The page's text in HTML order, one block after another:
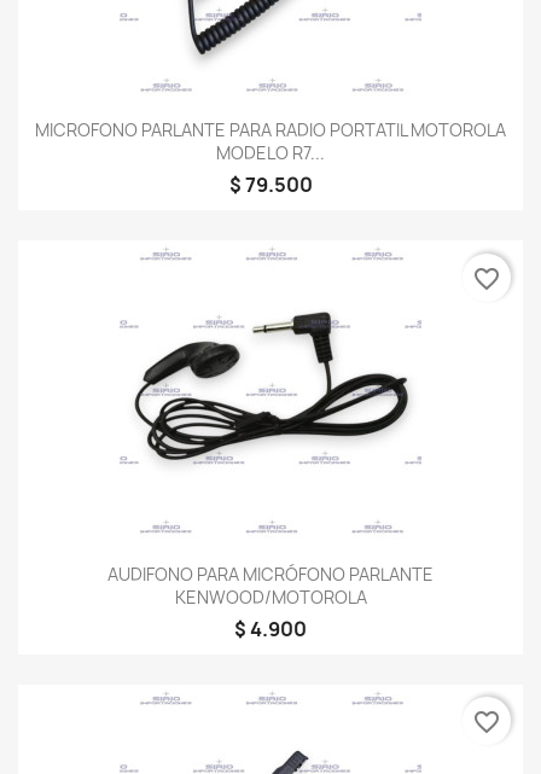
MICROFONO PARLANTE PARA RADIO PORTATIL MOTOROLA
MODELO R7...
$ 79.500
AUDIFONO PARA MICRÓFONO PARLANTE
KENWOOD/MOTOROLA
$ 4.900
favorite_border
favorite_border